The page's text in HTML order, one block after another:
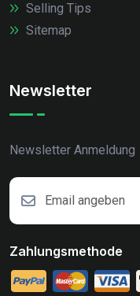
Selling Tips
Sitemap
Newsletter
Newsletter Anmeldung
Zahlungsmethode